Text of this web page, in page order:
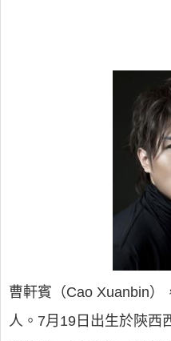
曹軒賓（Cao Xuanbin）
人。7月19日出生於陝西